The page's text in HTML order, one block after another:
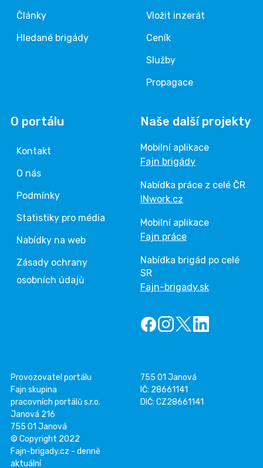
Články
Hledané brigády
Vložit inzerát
Ceník
Služby
Propagace
O portálu
Kontakt
O nás
Podmínky
Statistiky pro média
Nabídky na web
Zásady ochrany
osobních údajů
Naše další projekty
Mobilní aplikace
Fajn brigády
Nabídka práce z celé ČR
INwork.cz
Mobilní aplikace
Fajn práce
Nabídka brigád po celé
SR
Fajn-brigady.sk
Provozovatel portálu
Fajn skupina
pracovních portálů s.r.o.
Janová 216
755 01 Janová
755 01 Janová
IČ: 28661141
DIČ: CZ28661141
© Copyright 2022
Fajn-brigady.cz - denně
aktuální